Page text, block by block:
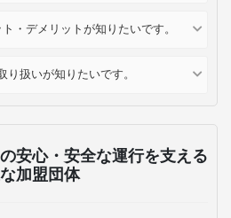
・デメリットが知りたいです。
り扱いが知りたいです。
安心・安全な運行を支える
加盟団体